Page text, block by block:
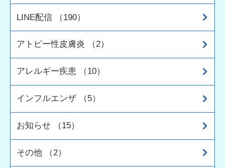
LINE配信 （190）
アトピー性皮膚炎 （2）
アレルギー疾患 （10）
インフルエンザ （5）
お知らせ （15）
その他 （2）